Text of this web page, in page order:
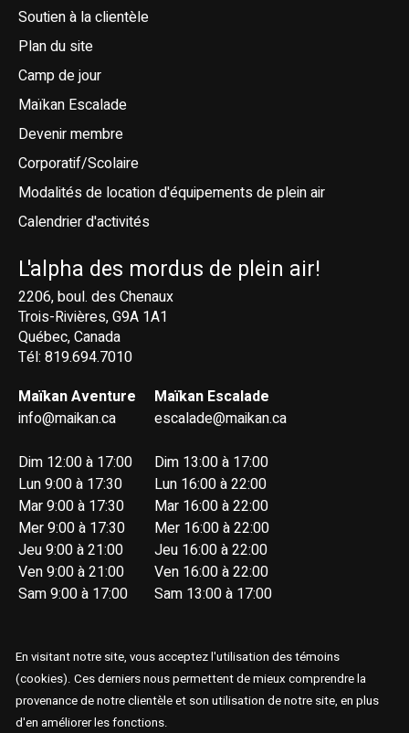
Soutien à la clientèle
Plan du site
Camp de jour
Maïkan Escalade
Devenir membre
Corporatif/Scolaire
Modalités de location d'équipements de plein air
Calendrier d'activités
L'alpha des mordus de plein air!
2206, boul. des Chenaux
Trois-Rivières, G9A 1A1
Québec, Canada
Tél: 819.694.7010
Maïkan Aventure
info@maikan.ca
Dim 12:00 à 17:00
Lun 9:00 à 17:30
Mar 9:00 à 17:30
Mer 9:00 à 17:30
Jeu 9:00 à 21:00
Ven 9:00 à 21:00
Sam 9:00 à 17:00
Maïkan Escalade
escalade@maikan.ca
Dim 13:00 à 17:00
Lun 16:00 à 22:00
Mar 16:00 à 22:00
Mer 16:00 à 22:00
Jeu 16:00 à 22:00
Ven 16:00 à 22:00
Sam 13:00 à 17:00
© Copyright 2026 Maïkan Aventure
En visitant notre site, vous acceptez l'utilisation des témoins
(cookies). Ces derniers nous permettent de mieux comprendre la
provenance de notre clientèle et son utilisation de notre site, en plus
d'en améliorer les fonctions.